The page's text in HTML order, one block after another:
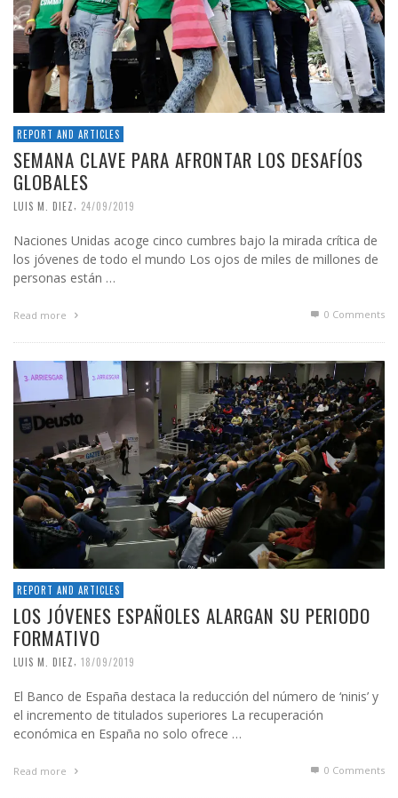
REPORT AND ARTICLES
SEMANA CLAVE PARA AFRONTAR LOS DESAFÍOS
GLOBALES
LUIS M. DIEZ, 24/09/2019
Naciones Unidas acoge cinco cumbres bajo la mirada crítica de
los jóvenes de todo el mundo Los ojos de miles de millones de
personas están …
Read more 0 Comments
REPORT AND ARTICLES
LOS JÓVENES ESPAÑOLES ALARGAN SU PERIODO
FORMATIVO
LUIS M. DIEZ, 18/09/2019
El Banco de España destaca la reducción del número de ‘ninis’ y
el incremento de titulados superiores La recuperación
económica en España no solo ofrece …
Read more 0 Comments